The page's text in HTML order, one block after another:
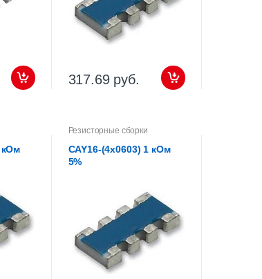
317.69 руб.
кОм
Резисторные сборки
CAY16-(4х0603) 1 кОм
5%